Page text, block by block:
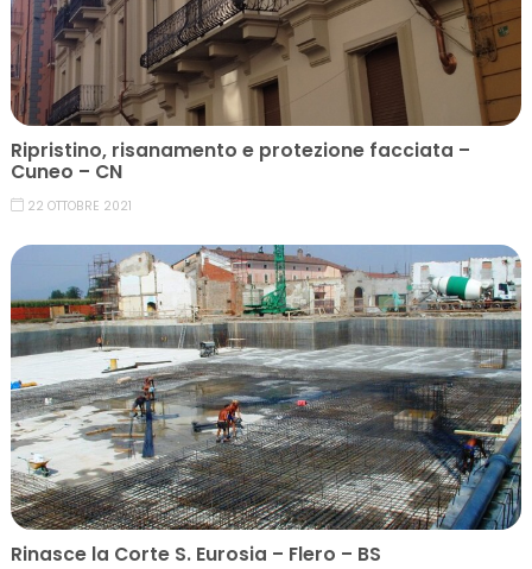
Ripristino, risanamento e protezione facciata –
Cuneo – CN
22 OTTOBRE 2021
Rinasce la Corte S. Eurosia – Flero – BS